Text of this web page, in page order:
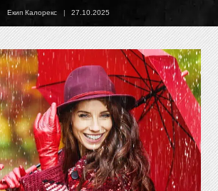
Екип Калорекс 27.10.2025